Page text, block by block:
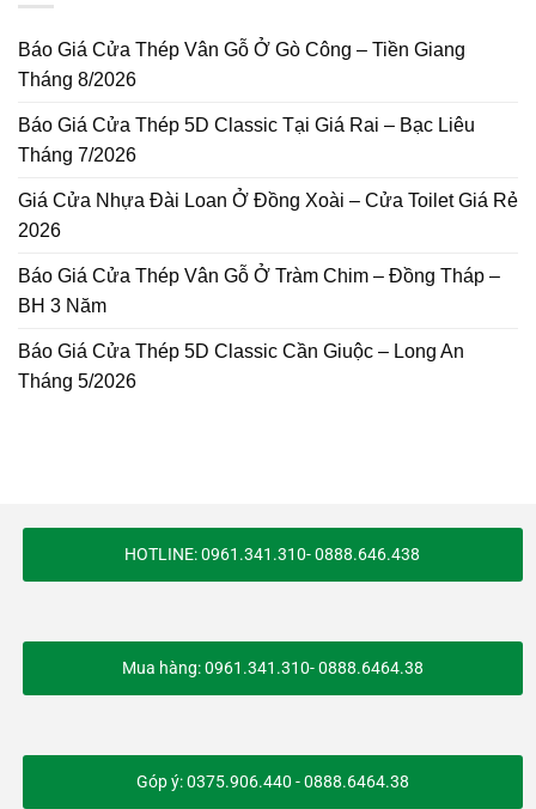
Báo Giá Cửa Thép Vân Gỗ Ở Gò Công – Tiền Giang
Tháng 8/2026
Báo Giá Cửa Thép 5D Classic Tại Giá Rai – Bạc Liêu
Tháng 7/2026
Giá Cửa Nhựa Đài Loan Ở Đồng Xoài – Cửa Toilet Giá Rẻ
2026
Báo Giá Cửa Thép Vân Gỗ Ở Tràm Chim – Đồng Tháp –
BH 3 Năm
Báo Giá Cửa Thép 5D Classic Cần Giuộc – Long An
Tháng 5/2026
HOTLINE: 0961.341.310- 0888.646.438
Mua hàng: 0961.341.310- 0888.6464.38
Góp ý: 0375.906.440 - 0888.6464.38